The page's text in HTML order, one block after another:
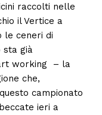
raccolti nelle
il Vertice a
le ceneri di
sta già
working – la
che,
campionato
ieri a